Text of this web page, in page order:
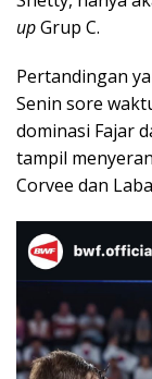
upGrup C.
Pertandingan
Senin sore
dominasi Fajar
tampil
Corvee dan